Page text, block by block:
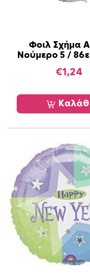
Φοιλ Σχήμα
Νούμερο 5 /
€1,24